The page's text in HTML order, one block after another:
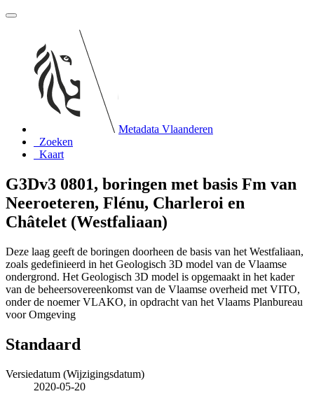
Metadata Vlaanderen
Zoeken
Kaart
G3Dv3 0801, boringen met basis Fm van
Neeroeteren, Flénu, Charleroi en
Châtelet (Westfaliaan)
Deze laag geeft de boringen doorheen de basis van het Westfaliaan,
zoals gedefinieerd in het Geologisch 3D model van de Vlaamse
ondergrond. Het Geologisch 3D model is opgemaakt in het kader
van de beheersovereenkomst van de Vlaamse overheid met VITO,
onder de noemer VLAKO, in opdracht van het Vlaams Planbureau
voor Omgeving
Standaard
Versiedatum (Wijzigingsdatum)
2020-05-20